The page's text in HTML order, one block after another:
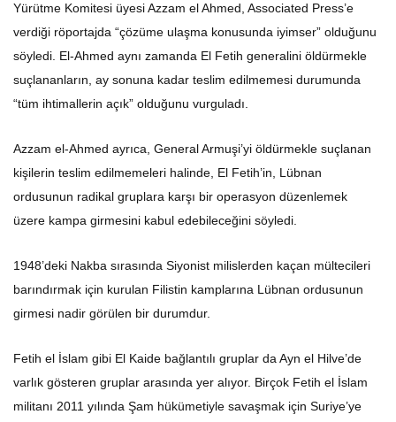
Yürütme Komitesi üyesi Azzam el Ahmed, Associated Press’e
verdiği röportajda “çözüme ulaşma konusunda iyimser” olduğunu
söyledi. El-Ahmed aynı zamanda El Fetih generalini öldürmekle
suçlananların, ay sonuna kadar teslim edilmemesi durumunda
“tüm ihtimallerin açık” olduğunu vurguladı.
Azzam el-Ahmed ayrıca, General Armuşi’yi öldürmekle suçlanan
kişilerin teslim edilmemeleri halinde, El Fetih’in, Lübnan
ordusunun radikal gruplara karşı bir operasyon düzenlemek
üzere kampa girmesini kabul edebileceğini söyledi.
1948’deki Nakba sırasında Siyonist milislerden kaçan mültecileri
barındırmak için kurulan Filistin kamplarına Lübnan ordusunun
girmesi nadir görülen bir durumdur.
Fetih el İslam gibi El Kaide bağlantılı gruplar da Ayn el Hilve’de
varlık gösteren gruplar arasında yer alıyor. Birçok Fetih el İslam
militanı 2011 yılında Şam hükümetiyle savaşmak için Suriye’ye